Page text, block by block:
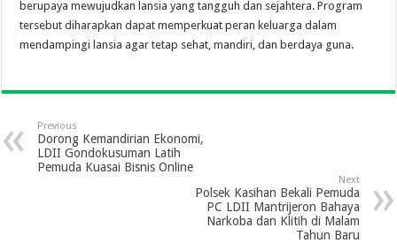
berupaya mewujudkan lansia yang tangguh dan sejahtera. Program
tersebut diharapkan dapat memperkuat peran keluarga dalam
mendampingi lansia agar tetap sehat, mandiri, dan berdaya guna.
Previous
Dorong Kemandirian Ekonomi,
LDII Gondokusuman Latih
Pemuda Kuasai Bisnis Online
Next
Polsek Kasihan Bekali Pemuda
PC LDII Mantrijeron Bahaya
Narkoba dan Klitih di Malam
Tahun Baru